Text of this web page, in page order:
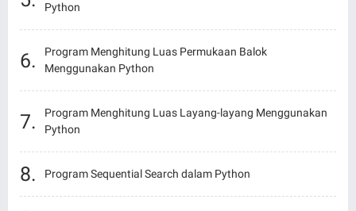
Python
Program Menghitung Luas Permukaan Balok
Menggunakan Python
Program Menghitung Luas Layang-layang Menggunakan
Python
Program Sequential Search dalam Python